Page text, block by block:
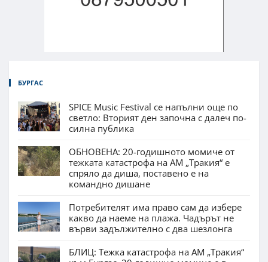
БУРГАС
SPICE Music Festival се напълни още по
светло: Вторият ден започна с далеч по-
силна публика
ОБНОВЕНА: 20-годишното момиче от
тежката катастрофа на АМ „Тракия“ е
спряло да диша, поставено е на
командно дишане
Потребителят има право сам да избере
какво да наеме на плажа. Чадърът не
върви задължително с два шезлонга
БЛИЦ: Тежка катастрофа на АМ „Тракия“